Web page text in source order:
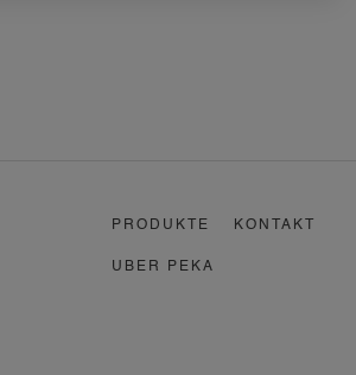
PRODUKTE
UBER PEKA
KONTAKT